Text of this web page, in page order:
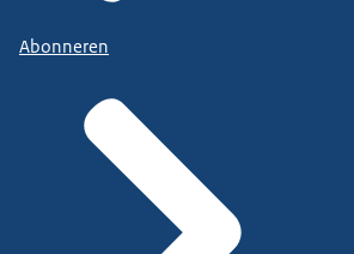
Abonneren